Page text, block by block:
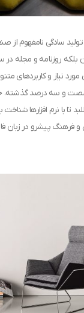
سادگی نامفهوم از
بلکه روزنامه و مجله
نیاز و کاربردهای
شصت و سه درصد گذشته،
با نرم افزارها شناخت
فرهنگ پیشرو در زبان